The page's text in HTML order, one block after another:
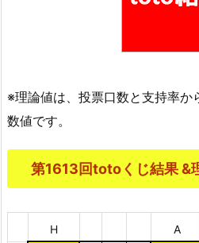
※理論値は、投票口数と支持率か
数値です。
第1613回totoくじ結果 &
H A